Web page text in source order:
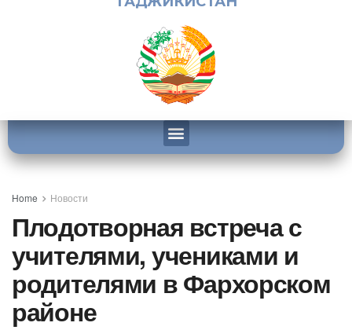
Home Новости
Плодотворная встреча с
учителями, учениками и
родителями в Фархорском
районе